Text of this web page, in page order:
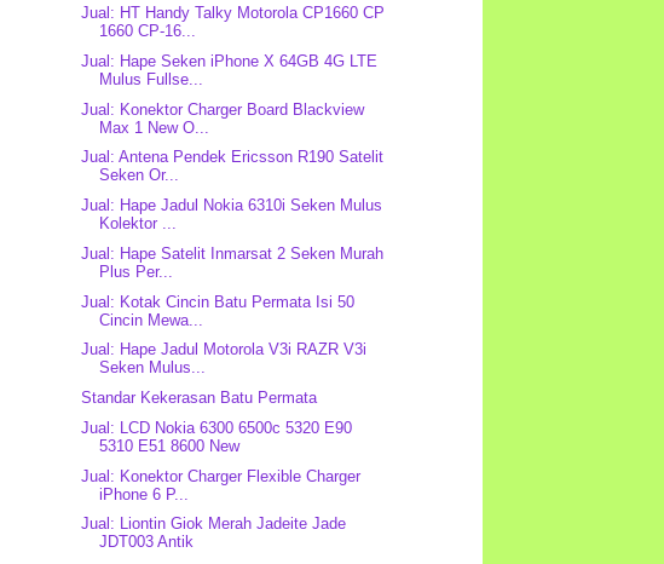
Jual: HT Handy Talky Motorola CP1660 CP
1660 CP-16...
Jual: Hape Seken iPhone X 64GB 4G LTE
Mulus Fullse...
Jual: Konektor Charger Board Blackview
Max 1 New O...
Jual: Antena Pendek Ericsson R190 Satelit
Seken Or...
Jual: Hape Jadul Nokia 6310i Seken Mulus
Kolektor ...
Jual: Hape Satelit Inmarsat 2 Seken Murah
Plus Per...
Jual: Kotak Cincin Batu Permata Isi 50
Cincin Mewa...
Jual: Hape Jadul Motorola V3i RAZR V3i
Seken Mulus...
Standar Kekerasan Batu Permata
Jual: LCD Nokia 6300 6500c 5320 E90
5310 E51 8600 New
Jual: Konektor Charger Flexible Charger
iPhone 6 P...
Jual: Liontin Giok Merah Jadeite Jade
JDT003 Antik